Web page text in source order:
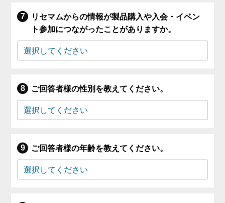
リセマムからの情報が製品購入や入会・イベン
ト参加につながったことがありますか。
ご回答者様の性別を教えてください。
ご回答者様の年齢を教えてください。